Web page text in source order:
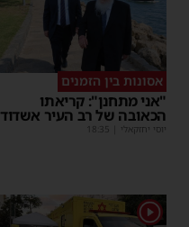
אסונות בין הזמנים
"אני מתחנן": קריאתו
הכאובה של רב העיר אשדוד
יוסי יחזקאלי 18:35
1